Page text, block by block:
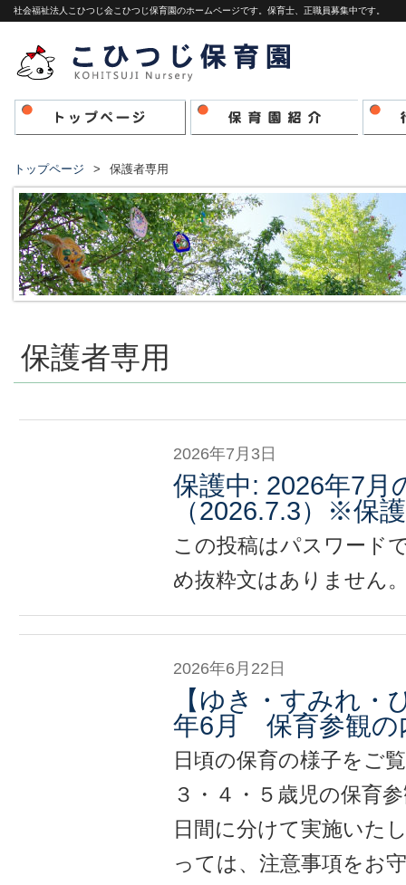
社会福祉法人こひつじ会こひつじ保育園のホームページです。保育士、正職員募集中です。
トップページ 保護者専用
保護者専用
2026年7月3日
保護中: 2026年7月
（2026.7.3）※保
この投稿はパスワード
め抜粋文はありません
2026年6月22日
【ゆき・すみれ・
年6月 保育参観の
日頃の保育の様子をご
３・４・５歳児の保育
日間に分けて実施いた
っては、注意事項をお